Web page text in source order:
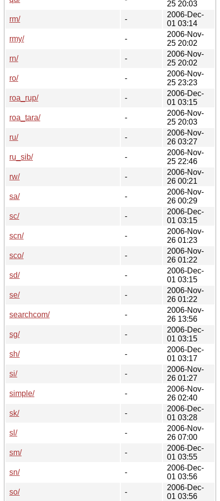
25 20:03
rm/
-
2006-Dec-
01 03:14
rmy/
-
2006-Nov-
25 20:02
rn/
-
2006-Nov-
25 20:02
ro/
-
2006-Nov-
25 23:23
roa_rup/
-
2006-Dec-
01 03:15
roa_tara/
-
2006-Nov-
25 20:03
ru/
-
2006-Nov-
26 03:27
ru_sib/
-
2006-Nov-
25 22:46
rw/
-
2006-Nov-
26 00:21
sa/
-
2006-Nov-
26 00:29
sc/
-
2006-Dec-
01 03:15
scn/
-
2006-Nov-
26 01:23
sco/
-
2006-Nov-
26 01:22
sd/
-
2006-Dec-
01 03:15
se/
-
2006-Nov-
26 01:22
searchcom/
-
2006-Nov-
26 13:56
sg/
-
2006-Dec-
01 03:15
sh/
-
2006-Dec-
01 03:17
si/
-
2006-Nov-
26 01:27
simple/
-
2006-Nov-
26 02:40
sk/
-
2006-Dec-
01 03:28
sl/
-
2006-Nov-
26 07:00
sm/
-
2006-Dec-
01 03:55
sn/
-
2006-Dec-
01 03:56
so/
-
2006-Dec-
01 03:56